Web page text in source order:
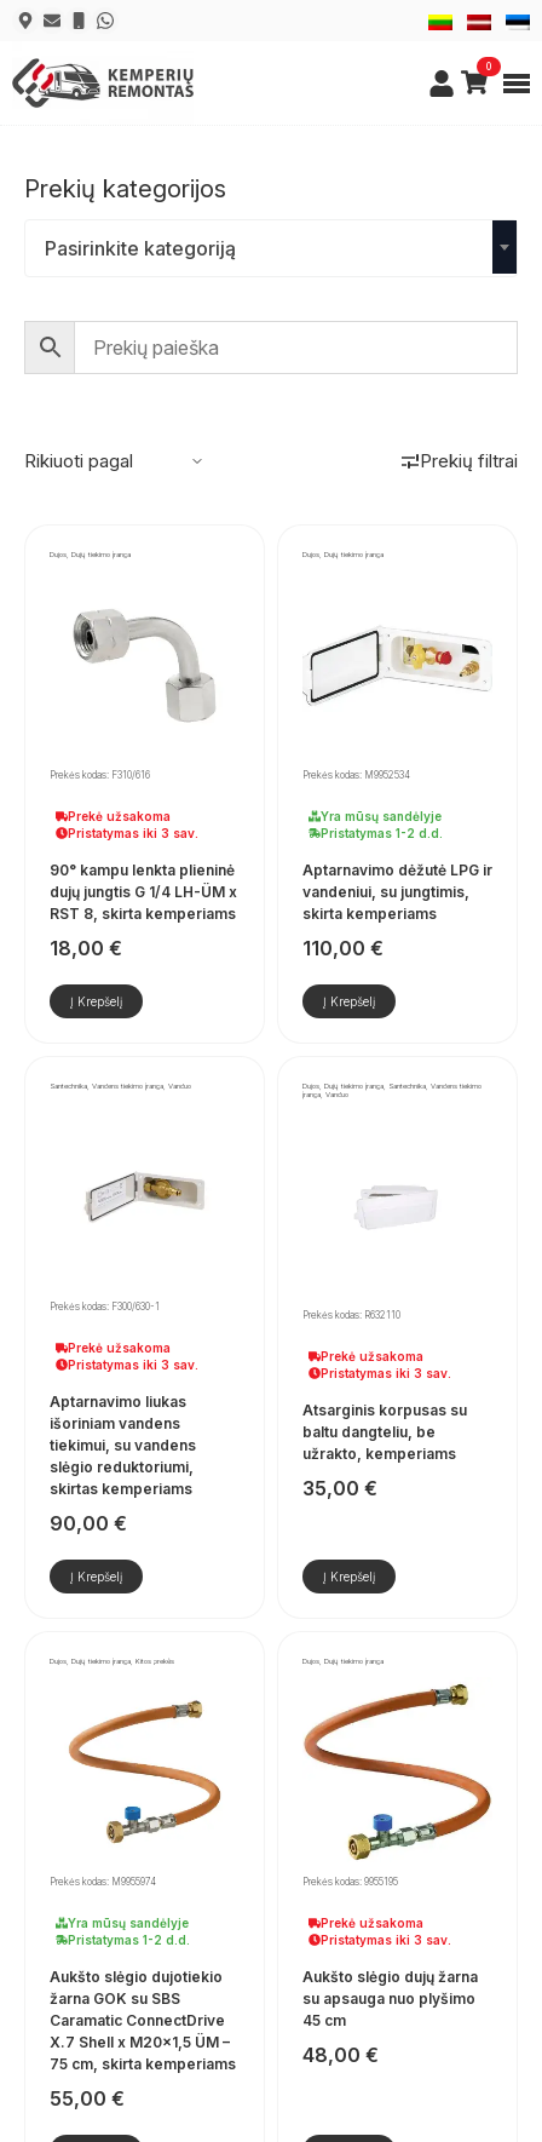
0
Prekių kategorijos
Pasirinkite kategoriją
Prekių filtrai
Dujos, Dujų tiekimo įranga
Prekės kodas: F310/616
Prekė užsakoma
Pristatymas iki 3 sav.
90° kampu lenkta plieninė
dujų jungtis G 1/4 LH-ÜM x
RST 8, skirta kemperiams
18,00 €
Į Krepšelį
Dujos, Dujų tiekimo įranga
Prekės kodas: M9952534
Yra mūsų sandėlyje
Pristatymas 1-2 d.d.
Aptarnavimo dėžutė LPG ir
vandeniui, su jungtimis,
skirta kemperiams
110,00 €
Į Krepšelį
Santechnika, Vandens tiekimo įranga, Vanduo
Prekės kodas: F300/630-1
Prekė užsakoma
Pristatymas iki 3 sav.
Aptarnavimo liukas
išoriniam vandens
tiekimui, su vandens
slėgio reduktoriumi,
skirtas kemperiams
90,00 €
Į Krepšelį
Dujos, Dujų tiekimo įranga, Santechnika, Vandens tiekimo
įranga, Vanduo
Prekės kodas: R632110
Prekė užsakoma
Pristatymas iki 3 sav.
Atsarginis korpusas su
baltu dangteliu, be
užrakto, kemperiams
35,00 €
Į Krepšelį
Dujos, Dujų tiekimo įranga, Kitos prekės
Prekės kodas: M9955974
Yra mūsų sandėlyje
Pristatymas 1-2 d.d.
Aukšto slėgio dujotiekio
žarna GOK su SBS
Caramatic ConnectDrive
X.7 Shell x M20x1,5 ÜM –
75 cm, skirta kemperiams
55,00 €
Dujos, Dujų tiekimo įranga
Prekės kodas: 9955195
Prekė užsakoma
Pristatymas iki 3 sav.
Aukšto slėgio dujų žarna
su apsauga nuo plyšimo
45 cm
48,00 €